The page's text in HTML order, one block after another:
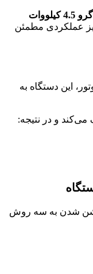
موتور برق بنزینی آگرو 4.5 کیلووات
عملکردی مطمئن
این دستگاه به
و در نتیجه:
شدن به سه روش